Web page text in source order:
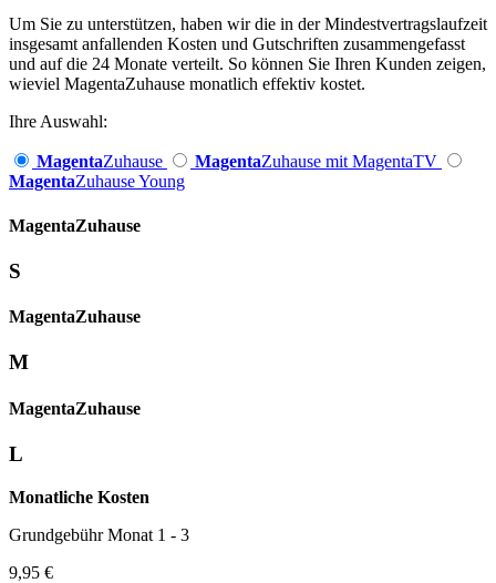
Um Sie zu unterstützen, haben wir die in der Mindestvertragslaufzeit
insgesamt anfallenden Kosten und Gutschriften zusammengefasst
und auf die 24 Monate verteilt. So können Sie Ihren Kunden zeigen,
wieviel MagentaZuhause monatlich effektiv kostet.
Ihre Auswahl:
MagentaZuhause MagentaZuhause mit MagentaTV
MagentaZuhause Young
Magenta­Zuhause
S
Magenta­Zuhause
M
Magenta­Zuhause
L
Monatliche Kosten
Grundgebühr Monat 1 - 3
9,95 €